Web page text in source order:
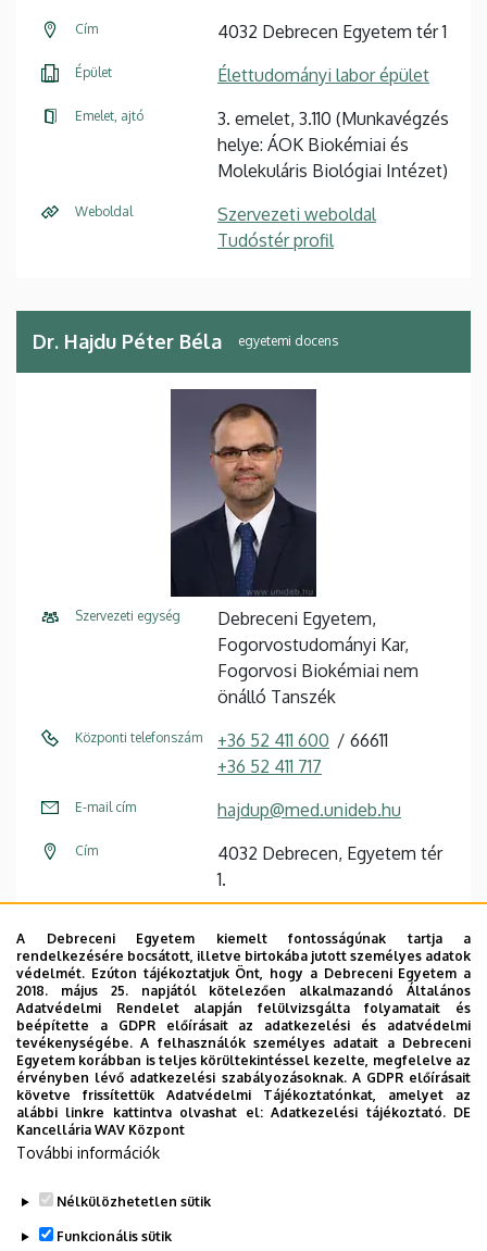
Cím 4032 Debrecen Egyetem tér 1
Épület Élettudományi labor épület
Emelet, ajtó
3. emelet, 3.110 (Munkavégzés
helye: ÁOK Biokémiai és
Molekuláris Biológiai Intézet)
Weboldal
Szervezeti weboldal
Tudóstér profil
Dr. Hajdu Péter Béla egyetemi docens
Szervezeti egység
Debreceni Egyetem,
Fogorvostudományi Kar,
Fogorvosi Biokémiai nem
önálló Tanszék
Központi telefonszám +36 52 411 600
66611
+36 52 411 717
E-mail cím hajdup@med.unideb.hu
Cím
4032 Debrecen, Egyetem tér
1.
Emelet, ajtó 2. emelet, 2.311
Weboldal
Szervezeti weboldal
Weboldal
Tudóstér profil
Legutóbbi frissítés: 2022. 11. 09. 10:20
A Debreceni Egyetem kiemelt fontosságúnak tartja a
rendelkezésére bocsátott, illetve birtokába jutott személyes adatok
védelmét. Ezúton tájékoztatjuk Önt, hogy a Debreceni Egyetem a
2018. május 25. napjától kötelezően alkalmazandó Általános
Adatvédelmi Rendelet alapján felülvizsgálta folyamatait és
beépítette a GDPR előírásait az adatkezelési és adatvédelmi
tevékenységébe. A felhasználók személyes adatait a Debreceni
Egyetem korábban is teljes körültekintéssel kezelte, megfelelve az
érvényben lévő adatkezelési szabályozásoknak. A GDPR előírásait
követve frissítettük Adatvédelmi Tájékoztatónkat, amelyet az
alábbi linkre kattintva olvashat el:Adatkezelési tájékoztató. DE
Kancellária WAV Központ
További információk
Nélkülözhetetlen sütik
Funkcionális sütik